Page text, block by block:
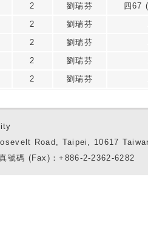
2 劉瑞芬
四67
2 劉瑞芬
2 劉瑞芬
2 劉瑞芬
2 劉瑞芬
Road, Taipei, 10617
碼 (Fax)：+886-2-2362-6282